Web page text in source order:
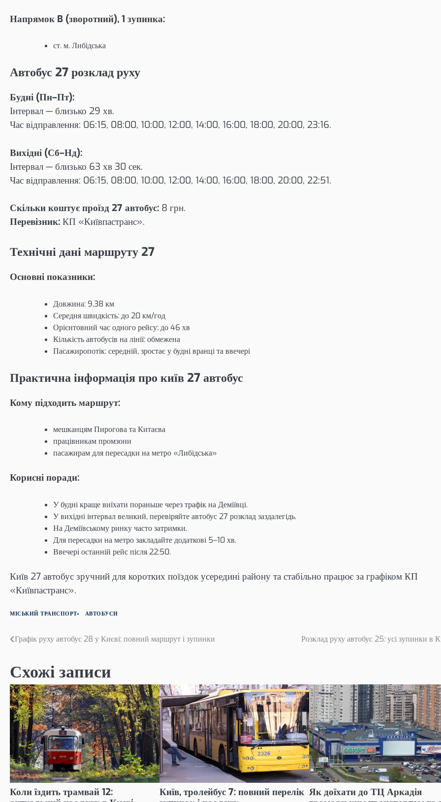
Напрямок B (зворотний), 1 зупинка:
ст. м. Либідська
Автобус 27 розклад руху
Будні (Пн–Пт):
Інтервал — близько 29 хв.
Час відправлення: 06:15, 08:00, 10:00, 12:00, 14:00, 16:00, 18:00, 20:00, 23:16.
Вихідні (Сб–Нд):
Інтервал — близько 63 хв 30 сек.
Час відправлення: 06:15, 08:00, 10:00, 12:00, 14:00, 16:00, 18:00, 20:00, 22:51.
Скільки коштує проїзд 27 автобус: 8 грн.
Перевізник: КП «Київпастранс».
Технічні дані маршруту 27
Основні показники:
Довжина: 9,38 км
Середня швидкість: до 20 км/год
Орієнтовний час одного рейсу: до 46 хв
Кількість автобусів на лінії: обмежена
Пасажиропотік: середній, зростає у будні вранці та ввечері
Практична інформація про київ 27 автобус
Кому підходить маршрут:
мешканцям Пирогова та Китаєва
працівникам промзони
пасажирам для пересадки на метро «Либідська»
Корисні поради:
У будні краще виїхати пораньше через трафік на Деміївці.
У вихідні інтервал великий, перевіряйте автобус 27 розклад заздалегідь.
На Деміївському ринку часто затримки.
Для пересадки на метро закладайте додаткові 5–10 хв.
Ввечері останній рейс після 22:50.
Київ 27 автобус зручний для коротких поїздок усередині району та стабільно працює за графіком КП
«Київпастранс».
МІСЬКИЙ ТРАНСПОРТ АВТОБУСИ
Навігація
Графік руху автобус 28 у Києві: повний маршрут і зупинки Розклад руху автобус 25: усі зупинки в
Схожі записи
Коли їздить трамвай 12:
Київ, тролейбус 7: повний перелік Як доїхати до ТЦ Аркадія